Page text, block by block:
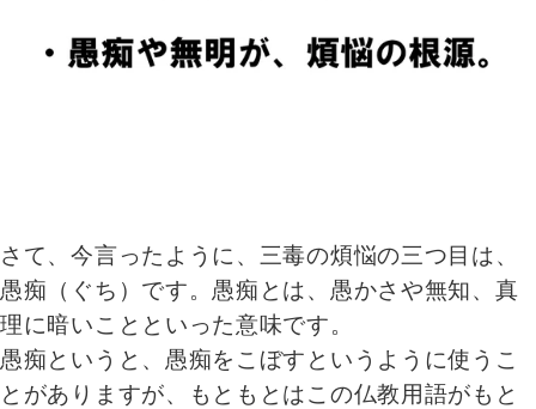
さて、今言ったように、三毒の煩悩の三つ目は、
愚痴（ぐち）です。愚痴とは、愚かさや無知、真
理に暗いことといった意味です。
愚痴というと、愚痴をこぼすというように使うこ
とがありますが、もともとはこの仏教用語がもと